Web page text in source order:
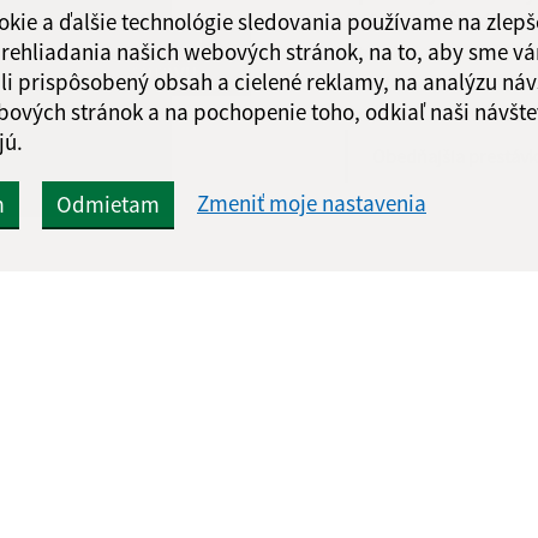
a ďalšie technológie sledovania používame na
našich webových stránok, na to, aby sme
prispôsobený obsah a cielené reklamy, na analýzu
stránok a na pochopenie toho, odkiaľ naši
Odmietam Zmeniť moje nastavenia
Google reCaptcha Response
Odoslať
správu
Deň
Čas
Utorok:
08:00 -
Streda:
08:00 -
Štvrtok:
08:00 -